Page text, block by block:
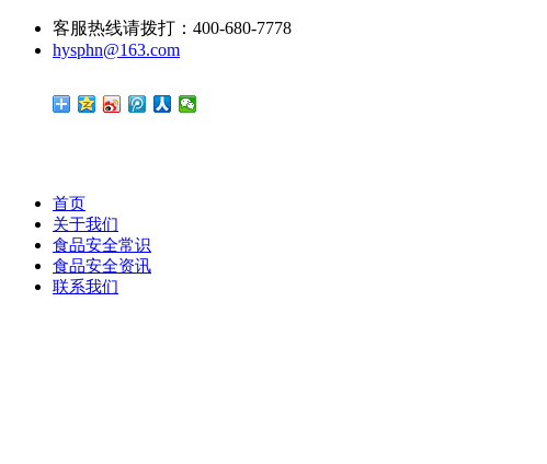
客服热线请拨打：400-680-7778
hysphn@163.com
首页
关于我们
食品安全常识
食品安全资讯
联系我们